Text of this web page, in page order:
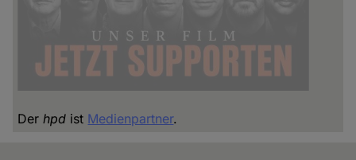
Derhpd ist Medienpartner.